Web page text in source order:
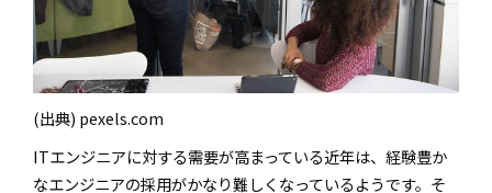
(出典) pexels.com
ITエンジニアに対する需要が高まっている近年は、経験豊か
なエンジニアの採用がかなり難しくなっているようです。そ